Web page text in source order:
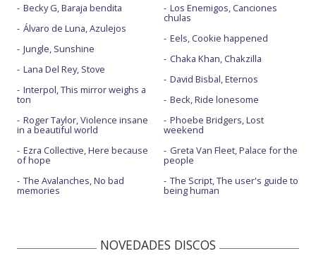
Becky G, Baraja bendita
Álvaro de Luna, Azulejos
Jungle, Sunshine
Lana Del Rey, Stove
Interpol, This mirror weighs a
ton
Roger Taylor, Violence insane
in a beautiful world
Ezra Collective, Here because
of hope
The Avalanches, No bad
memories
Los Enemigos, Canciones
chulas
Eels, Cookie happened
Chaka Khan, Chakzilla
David Bisbal, Eternos
Beck, Ride lonesome
Phoebe Bridgers, Lost
weekend
Greta Van Fleet, Palace for the
people
The Script, The user's guide to
being human
NOVEDADES DISCOS